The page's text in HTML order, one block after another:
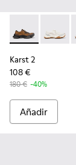
Karst 2 -Karst 2
Karst 2
108 €
180 € -40%
Añadir